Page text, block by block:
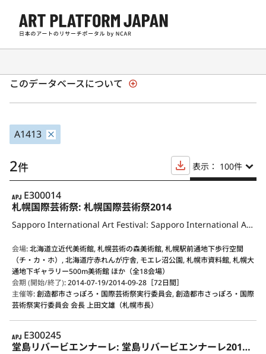
日本の現代アート展覧会 1945年以降
このデータベースについて
A1413
2件 表示： 100件
APJ
E300014
札幌国際芸術祭: 札幌国際芸術祭2014
Sapporo International Art Festival: Sapporo International Art Festival 2014
会場:北海道立近代美術館, 札幌芸術の森美術館, 札幌駅前通地下歩行空間
（チ・カ・ホ）, 北海道庁赤れんが庁舎, モエレ沼公園, 札幌市資料館, 札幌大
通地下ギャラリー500m美術館 ほか（全18会場）
会期 (開始/終了):2014-07-19/2014-09-28［72日間］
主催等:創造都市さっぽろ・国際芸術祭実行委員会, 創造都市さっぽろ・国際
芸術祭実行委員会 会長 上田文雄（札幌市長）
APJ
E300245
堂島リバービエンナーレ: 堂島リバービエンナーレ2011: Ecosophia